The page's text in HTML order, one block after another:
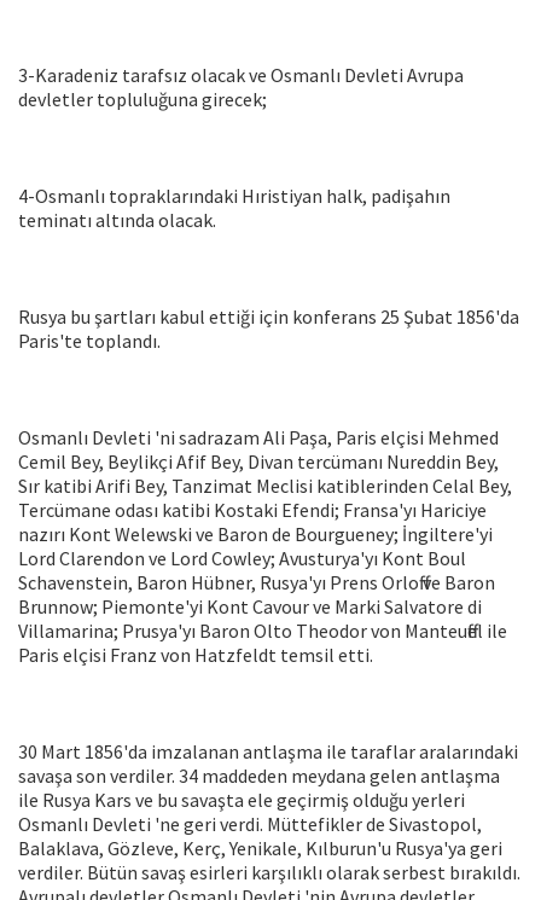
3-Karadeniz tarafsız olacak ve Osmanlı Devleti Avrupa
devletler topluluğuna girecek;
4-Osmanlı topraklarındaki Hıristiyan halk, padişahın
teminatı altında olacak.
Rusya bu şartları kabul ettiği için konferans 25 Şubat 1856'da
Paris'te toplandı.
Osmanlı Devleti 'ni sadrazam Ali Paşa, Paris elçisi Mehmed
Cemil Bey, Beylikçi Afif Bey, Divan tercümanı Nureddin Bey,
Sır katibi Arifi Bey, Tanzimat Meclisi katiblerinden Celal Bey,
Tercümane odası katibi Kostaki Efendi; Fransa'yı Hariciye
nazırı Kont Welewski ve Baron de Bourgueney; İngiltere'yi
Lord Clarendon ve Lord Cowley; Avusturya'yı Kont Boul
Schavenstein, Baron Hübner, Rusya'yı Prens Orloff ve Baron
Brunnow; Piemonte'yi Kont Cavour ve Marki Salvatore di
Villamarina; Prusya'yı Baron Olto Theodor von Manteuffel ile
Paris elçisi Franz von Hatzfeldt temsil etti.
30 Mart 1856'da imzalanan antlaşma ile taraflar aralarındaki
savaşa son verdiler. 34 maddeden meydana gelen antlaşma
ile Rusya Kars ve bu savaşta ele geçirmiş olduğu yerleri
Osmanlı Devleti 'ne geri verdi. Müttefikler de Sivastopol,
Balaklava, Gözleve, Kerç, Yenikale, Kılburun'u Rusya'ya geri
verdiler. Bütün savaş esirleri karşılıklı olarak serbest bırakıldı.